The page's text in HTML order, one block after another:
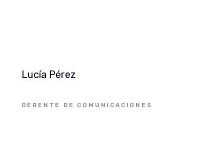
Lucía Pérez
GERENTE DE COMUNICACIONES